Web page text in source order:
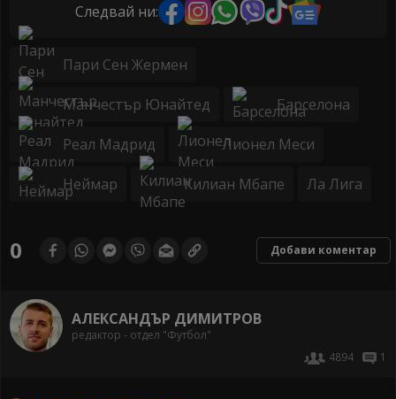
Следвай ни:
Пари Сен Жермен
Манчестър Юнайтед Барселона
Реал Мадрид Лионел Меси
Неймар Килиан Мбапе Ла Лига
0 Добави коментар
АЛЕКСАНДЪР ДИМИТРОВ
редактор - отдел "Футбол"
4894
1